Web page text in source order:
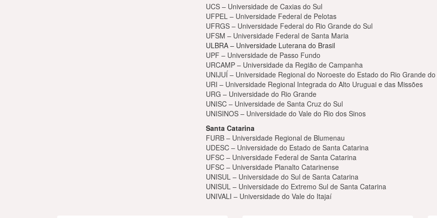
UCS – Universidade de Caxias do Sul
UFPEL – Universidade Federal de Pelotas
UFRGS – Universidade Federal do Rio Grande do Sul
UFSM – Universidade Federal de Santa Maria
ULBRA – Universidade Luterana do Brasil
UPF – Universidade de Passo Fundo
URCAMP – Universidade da Região de Campanha
UNIJUÍ – Universidade Regional do Noroeste do Estado do Rio Grande
URI – Universidade Regional Integrada do Alto Uruguai e das Missões
URG – Universidade do Rio Grande
UNISC – Universidade de Santa Cruz do Sul
UNISINOS – Universidade do Vale do Rio dos Sinos
Santa Catarina
FURB – Universidade Regional de Blumenau
UDESC – Universidade do Estado de Santa Catarina
UFSC – Universidade Federal de Santa Catarina
UFSC – Universidade Planalto Catarinense
UNISUL – Universidade do Sul de Santa Catarina
UNISUL – Universidade do Extremo Sul de Santa Catarina
UNIVALI – Universidade do Vale do Itajaí